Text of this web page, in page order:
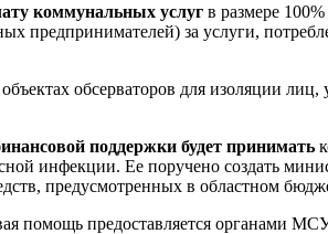
коммунальных услуг в размере
предпринимателей) за услуги,
обсерваторов для изоляции лиц,
поддержки будет принимать
инфекции. Ее поручено создать
предусмотренных в областном
предоставляется органами МСУ